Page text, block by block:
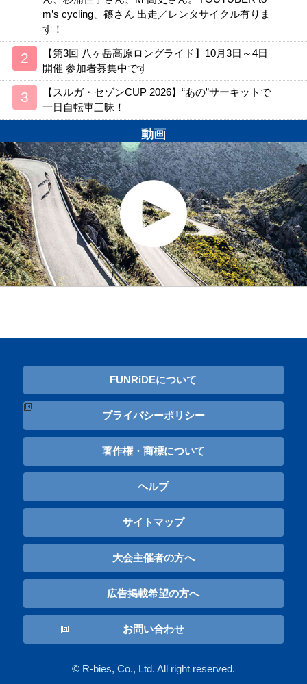
m’s cycling、篠さん 出走／レンタサイクル有りま
す！
【第3回 八ヶ岳高原ロングライド】10月3日～4日
開催 参加者募集中です
【スルガ・セゾンCUP 2026】“あの”サーキットで
一日自転車三昧！
動画
FUNRiDEについて
プライバシーポリシー
著作権・商標について
ヘルプ
サイトマップ
大会主催者の方へ
広告掲載希望の方へ
お問い合わせ
© R-bies, Co., Ltd. All right reserved.